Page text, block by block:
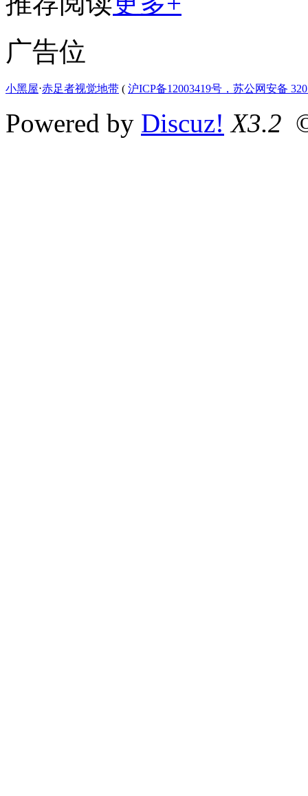
广告位
小黑屋⋅赤足者视觉地带 ( 沪ICP备12003419号，苏公网安备
Powered by Discuz! X3.2